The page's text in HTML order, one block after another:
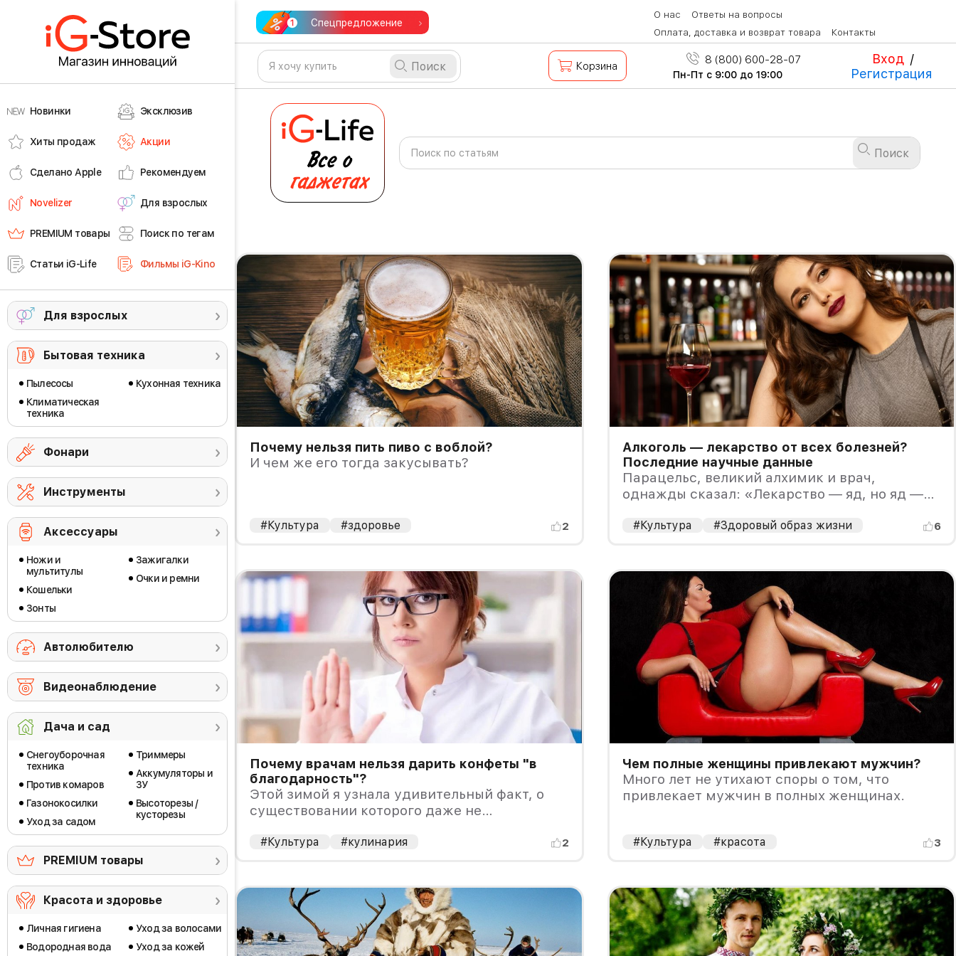
Новинки Эксклюзив
Хиты продаж Акции
Сделано Apple Рекомендуем
Novelizer Для взрослых
PREMIUM товары Поиск по тегам
Статьи iG-Life Фильмы iG-Kino
Для взрослых
Бытовая техника
Пылесосы
Климатическая
техника
Кухонная техника
Фонари
Инструменты
Аксессуары
Ножи и
мультитулы
Кошельки
Зонты
Зажигалки
Очки и ремни
Автолюбителю
Видеонаблюдение
Дача и сад
Снегоуборочная
техника
Против комаров
Газонокосилки
Уход за садом
Триммеры
Аккумуляторы и
ЗУ
Высоторезы /
кусторезы
PREMIUM товары
Красота и здоровье
Личная гигиена
Водородная вода
Уход за волосами
Уход за кожей
Спецпредложение
О нас
Ответы на вопросы
Оплата, доставка и возврат товара
Контакты
Поиск Корзина 8 (800) 600-28-07
Пн-Пт с 9:00 до 19:00
Вход /
Регистрация
Поиск
Почему нельзя пить пиво с воблой?
И чем же его тогда закусывать?
#Культура #здоровье 2
Алкоголь — лекарство от всех болезней?
Последние научные данные
Парацельс, великий алхимик и врач,
однажды сказал: «Лекарство — яд, но яд —
#Культура #Здоровый образ жизни 6
Почему врачам нельзя дарить конфеты "в
благодарность"?
Этой зимой я узнала удивительный факт, о
существовании которого даже не
#Культура #кулинария 2
Чем полные женщины привлекают мужчин?
Много лет не утихают споры о том, что
привлекает мужчин в полных женщинах.
#Культура #красота 3